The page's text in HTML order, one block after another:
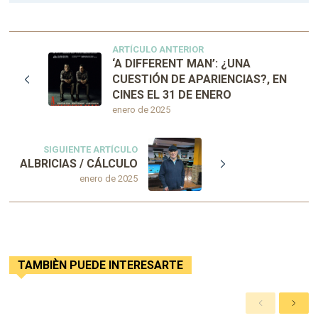
ARTÍCULO ANTERIOR
enero de 2025
‘A DIFFERENT MAN’: ¿UNA
CUESTIÓN DE APARIENCIAS?, EN
CINES EL 31 DE ENERO
SIGUIENTE ARTÍCULO
enero de 2025
ALBRICIAS / CÁLCULO
TAMBIÈN PUEDE INTERESARTE
A S